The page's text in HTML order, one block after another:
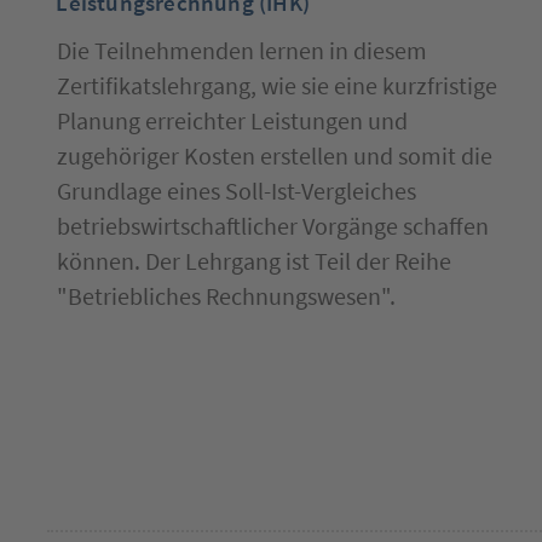
Die Teilnehmenden lernen in diesem
Zertifikatslehrgang, wie sie eine kurzfristige
Planung erreichter Leistungen und
zugehöriger Kosten erstellen und somit die
Grundlage eines Soll-Ist-Vergleiches
betriebswirtschaftlicher Vorgänge schaffen
können. Der Lehrgang ist Teil der Reihe
"Betriebliches Rechnungswesen".